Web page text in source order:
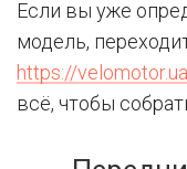
Если вы уже
модель,
https://
всё, чтобы